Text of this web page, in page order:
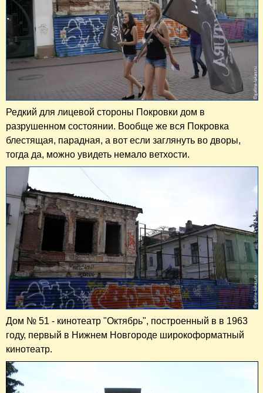
Редкий для лицевой стороны Покровки дом в
разрушенном состоянии. Вообще же вся Покровка
блестящая, парадная, а вот если заглянуть во дворы,
тогда да, можно увидеть немало ветхости.
Дом № 51 - кинотеатр "Октябрь", построенный в в 1963
году, первый в Нижнем Новгороде широкоформатный
кинотеатр.